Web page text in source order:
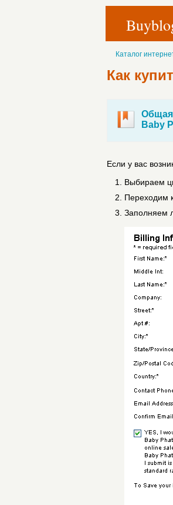
Каталог
Как
Общая
Baby
Если у вас
Выбираем
Переходим
Заполняем